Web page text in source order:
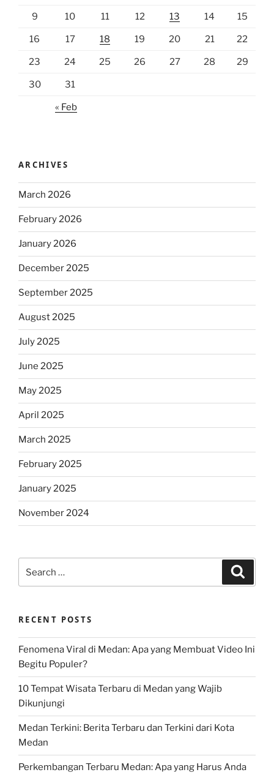
9 10 11 12 13 14 15
16 17 18 19 20 21 22
23 24 25 26 27 28 29
30 31
« Feb
ARCHIVES
March 2026
February 2026
January 2026
December 2025
September 2025
August 2025
July 2025
June 2025
May 2025
April 2025
March 2025
February 2025
January 2025
November 2024
for:
RECENT POSTS
Fenomena Viral di Medan: Apa yang Membuat Video Ini
Begitu Populer?
10 Tempat Wisata Terbaru di Medan yang Wajib
Dikunjungi
Medan Terkini: Berita Terbaru dan Terkini dari Kota
Medan
Perkembangan Terbaru Medan: Apa yang Harus Anda